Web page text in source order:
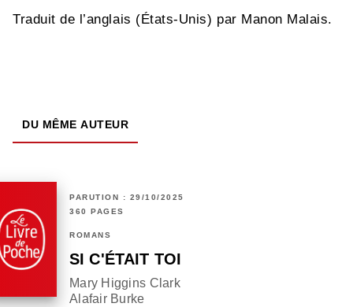
Traduit de l’anglais (États-Unis) par Manon Malais.
DU MÊME AUTEUR
PARUTION : 29/10/2025
360 PAGES
ROMANS
SI C'ÉTAIT TOI
Mary Higgins Clark
Alafair Burke